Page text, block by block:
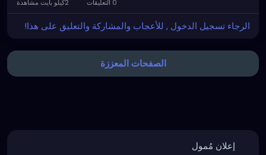
الرجاء تسجيل الدخول , للأعجاب والمشاركة والتعليق على هذا!
الصفحات المعززة
إعلان مُمول